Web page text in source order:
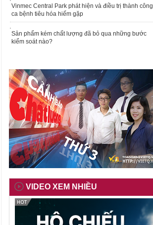
Vinmec Central Park phát hiện và điều trị thành công
ca bệnh tiêu hóa hiếm gặp
Sản phẩm kém chất lượng đã bỏ qua những bước
kiểm soát nào?
VIDEO XEM NHIỀU